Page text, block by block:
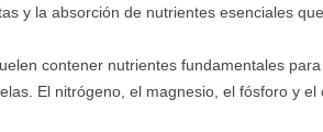
y la absorción de nutrientes esenciales
contener nutrientes fundamentales
El nitrógeno, el magnesio, el fósforo y el